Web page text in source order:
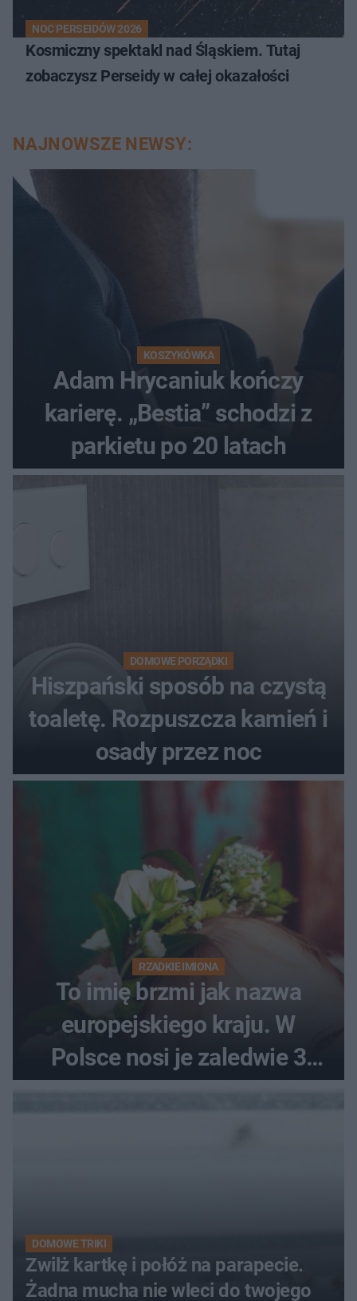
NOC PERSEIDÓW 2026
Kosmiczny spektakl nad Śląskiem. Tutaj
zobaczysz Perseidy w całej okazałości
NAJNOWSZE NEWSY:
KOSZYKÓWKA
Adam Hrycaniuk kończy
karierę. „Bestia” schodzi z
parkietu po 20 latach
DOMOWE PORZĄDKI
Hiszpański sposób na czystą
toaletę. Rozpuszcza kamień i
osady przez noc
RZADKIE IMIONA
To imię brzmi jak nazwa
europejskiego kraju. W
Polsce nosi je zaledwie 3
kobiety
DOMOWE TRIKI
Zwilż kartkę i połóż na parapecie.
Żadna mucha nie wleci do twojego